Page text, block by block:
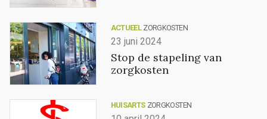
ACTUEEL ZORGKOSTEN
23 juni 2024
Stop de stapeling van
zorgkosten
HUISARTS ZORGKOSTEN